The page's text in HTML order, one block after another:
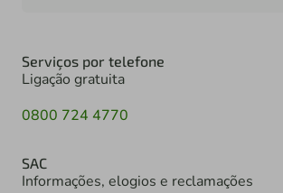
Serviços por telefone
Ligação gratuita
0800 724 4770
SAC
Informações, elogios e reclamações